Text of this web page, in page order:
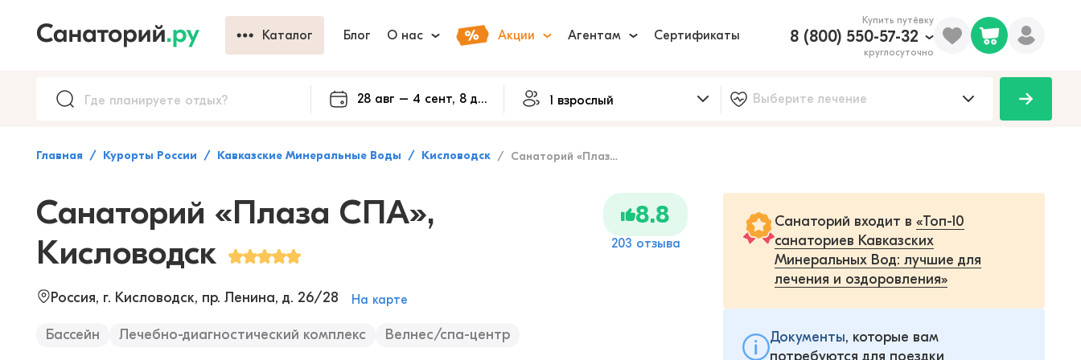
Каталог Блог О нас Акции Агентам Сертификаты
Купить путёвку
8 (800) 550-57-32
круглосуточно
Главная Курорты России Кавказские Минеральные Воды Кисловодск Санаторий «Плаза СПА», Кисловодск
Санаторий «Плаза СПА»,
Кисловодск
Россия, г. Кисловодск, пр. Ленина, д. 26/28 На карте
Бассейн Лечебно-диагностический комплекс Велнес/спа-центр
8.8
203 отзыва
Санаторий входит в «Топ-10
санаториев Кавказских
Минеральных Вод: лучшие для
лечения и оздоровления»
Документы, которые вам
потребуются для поездки